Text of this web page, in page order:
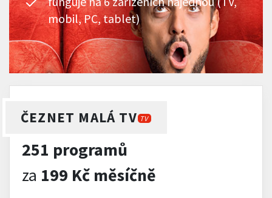
mobil, PC, tablet)
ČEZNET MALÁ TV TV
251 programů
za 199 Kč měsíčně